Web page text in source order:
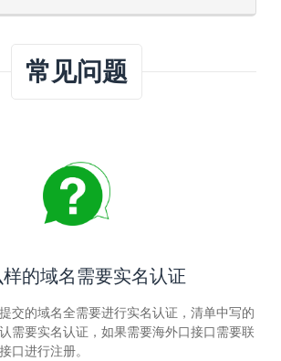
常见问题
的域名需要实名认证
交的域名全需要进行实名认证，清单中写的
需要实名认证，如果需要海外口接口需要联
口进行注册。